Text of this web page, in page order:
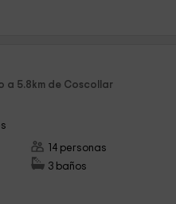
a 5.8km de Coscollar
14 personas
3 baños